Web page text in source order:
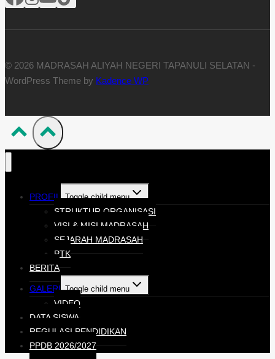
© 2026 MADRASAH ALIYAH NEGERI TAPANULI SELATAN -
WordPress Theme by Kadence WP
PROFIL Toggle child menu
STRUKTUR ORGANISASI
VISI & MISI MADRASAH
SEJARAH MADRASAH
PTK
BERITA
GALERI Toggle child menu
VIDEO
DATA SISWA
REGULASI PENDIDIKAN
PPDB 2026/2027